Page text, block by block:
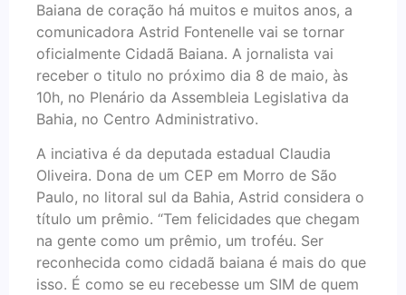
Baiana de coração há muitos e muitos anos, a
comunicadora Astrid Fontenelle vai se tornar
oficialmente Cidadã Baiana. A jornalista vai
receber o titulo no próximo dia 8 de maio, às
10h, no Plenário da Assembleia Legislativa da
Bahia, no Centro Administrativo.
A inciativa é da deputada estadual Claudia
Oliveira. Dona de um CEP em Morro de São
Paulo, no litoral sul da Bahia, Astrid considera o
título um prêmio. “Tem felicidades que chegam
na gente como um prêmio, um troféu. Ser
reconhecida como cidadã baiana é mais do que
isso. É como se eu recebesse um SIM de quem